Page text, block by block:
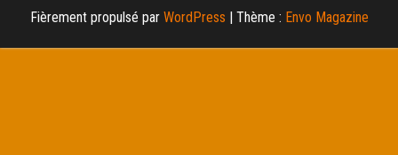
Fièrement propulsé par WordPress | Thème : Envo Magazine